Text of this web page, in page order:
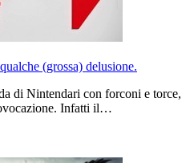
(grossa) delusione.
di Nintendari con forconi e torce,
Infatti il…